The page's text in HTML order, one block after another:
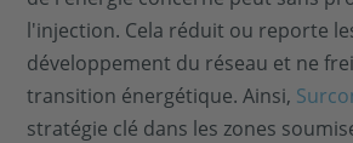
l'injection. Cela réduit ou reporte
développement du réseau et ne
transition énergétique. Ainsi,
stratégie clé dans les zones